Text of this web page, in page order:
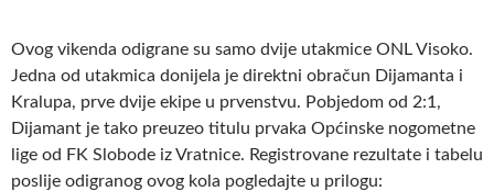
Ovog vikenda odigrane su samo dvije utakmice ONL Visoko.
Jedna od utakmica donijela je direktni obračun Dijamanta i
Kralupa, prve dvije ekipe u prvenstvu. Pobjedom od 2:1,
Dijamant je tako preuzeo titulu prvaka Općinske nogometne
lige od FK Slobode iz Vratnice. Registrovane rezultate i tabelu
poslije odigranog ovog kola pogledajte u prilogu: